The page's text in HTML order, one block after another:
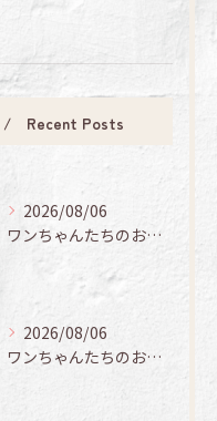
Recent Posts
2026/08/06
ワンちゃんたちのお手入れ日記🐶✨
2026/08/06
ワンちゃんたちのお手入れ日記🐶✨